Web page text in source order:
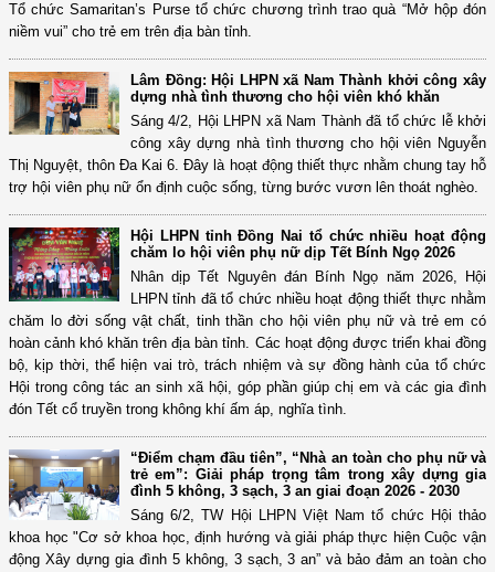
Tổ chức Samaritan’s Purse tổ chức chương trình trao quà “Mở hộp đón
niềm vui” cho trẻ em trên địa bàn tỉnh.
Lâm Đồng: Hội LHPN xã Nam Thành khởi công xây
dựng nhà tình thương cho hội viên khó khăn
Sáng 4/2, Hội LHPN xã Nam Thành đã tổ chức lễ khởi
công xây dựng nhà tình thương cho hội viên Nguyễn
Thị Nguyệt, thôn Đa Kai 6. Đây là hoạt động thiết thực nhằm chung tay hỗ
trợ hội viên phụ nữ ổn định cuộc sống, từng bước vươn lên thoát nghèo.
Hội LHPN tỉnh Đồng Nai tổ chức nhiều hoạt động
chăm lo hội viên phụ nữ dịp Tết Bính Ngọ 2026
Nhân dịp Tết Nguyên đán Bính Ngọ năm 2026, Hội
LHPN tỉnh đã tổ chức nhiều hoạt động thiết thực nhằm
chăm lo đời sống vật chất, tinh thần cho hội viên phụ nữ và trẻ em có
hoàn cảnh khó khăn trên địa bàn tỉnh. Các hoạt động được triển khai đồng
bộ, kịp thời, thể hiện vai trò, trách nhiệm và sự đồng hành của tổ chức
Hội trong công tác an sinh xã hội, góp phần giúp chị em và các gia đình
đón Tết cổ truyền trong không khí ấm áp, nghĩa tình.
“Điểm chạm đầu tiên”, “Nhà an toàn cho phụ nữ và
trẻ em”: Giải pháp trọng tâm trong xây dựng gia
đình 5 không, 3 sạch, 3 an giai đoạn 2026 - 2030
Sáng 6/2, TW Hội LHPN Việt Nam tổ chức Hội thảo
khoa học "Cơ sở khoa học, định hướng và giải pháp thực hiện Cuộc vận
động Xây dựng gia đình 5 không, 3 sạch, 3 an” và bảo đảm an toàn cho